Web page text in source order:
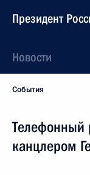
Президент
Новости
События
Телефонный
канцлером